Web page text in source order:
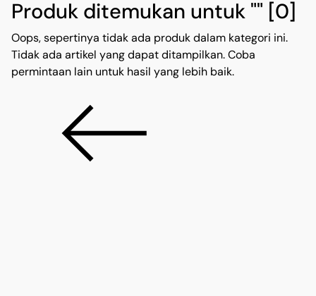
Produk ditemukan untuk "" [0]
Oops, sepertinya tidak ada produk dalam kategori ini.
Tidak ada artikel yang dapat ditampilkan. Coba
permintaan lain untuk hasil yang lebih baik.